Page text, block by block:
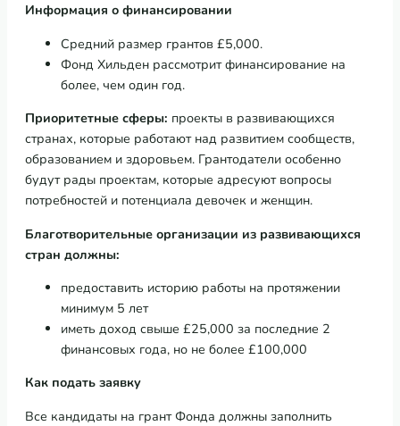
Информация о финансировании
Средний размер грантов £5,000.
Фонд Хильден рассмотрит финансирование на
более, чем один год.
Приоритетные сферы: проекты в развивающихся
странах, которые работают над развитием сообществ,
образованием и здоровьем. Грантодатели особенно
будут рады проектам, которые адресуют вопросы
потребностей и потенциала девочек и женщин.
Благотворительные организации из развивающихся
стран должны:
предоставить историю работы на протяжении
минимум 5 лет
иметь доход свыше £25,000 за последние 2
финансовых года, но не более £100,000
Как подать заявку
Все кандидаты на грант Фонда должны заполнить